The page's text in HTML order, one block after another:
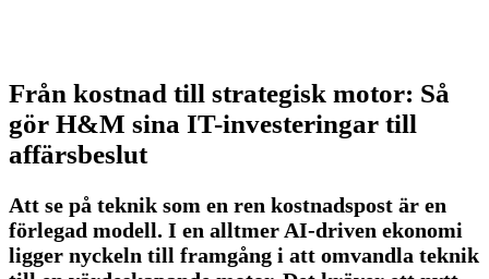
Från kostnad till strategisk motor: Så
gör H&M sina IT-investeringar till
affärsbeslut
Att se på teknik som en ren kostnadspost är en
förlegad modell. I en alltmer AI-driven ekonomi
ligger nyckeln till framgång i att omvandla teknik